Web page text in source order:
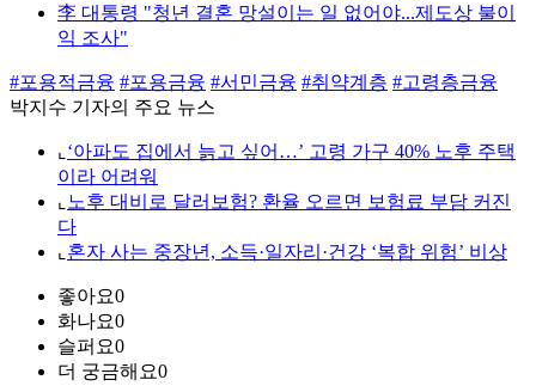
李 대통령 "청년 결혼 망설이는 일 없어야...제도상 불이
익 조사"
#포용적금융 #포용금융 #서민금융 #취약계층 #고령층금융
박지수 기자의 주요 뉴스
⌞ ‘아파도 집에서 늙고 싶어…’ 고령 가구 40% 노후 주택
이라 어려워
⌞ 노후 대비로 달러보험? 환율 오르면 보험료 부담 커진
다
⌞ 혼자 사는 중장년, 소득·일자리·건강 ‘복합 위험’ 비상
좋아요0
화나요0
슬퍼요0
더 궁금해요0